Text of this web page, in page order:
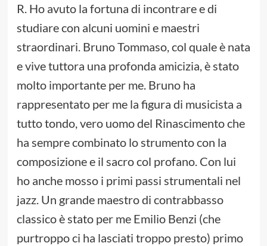
R. Ho avuto la fortuna di incontrare e di
studiare con alcuni uomini e maestri
straordinari. Bruno Tommaso, col quale è nata
e vive tuttora una profonda amicizia, è stato
molto importante per me. Bruno ha
rappresentato per me la figura di musicista a
tutto tondo, vero uomo del Rinascimento che
ha sempre combinato lo strumento con la
composizione e il sacro col profano. Con lui
ho anche mosso i primi passi strumentali nel
jazz. Un grande maestro di contrabbasso
classico è stato per me Emilio Benzi (che
purtroppo ci ha lasciati troppo presto) primo